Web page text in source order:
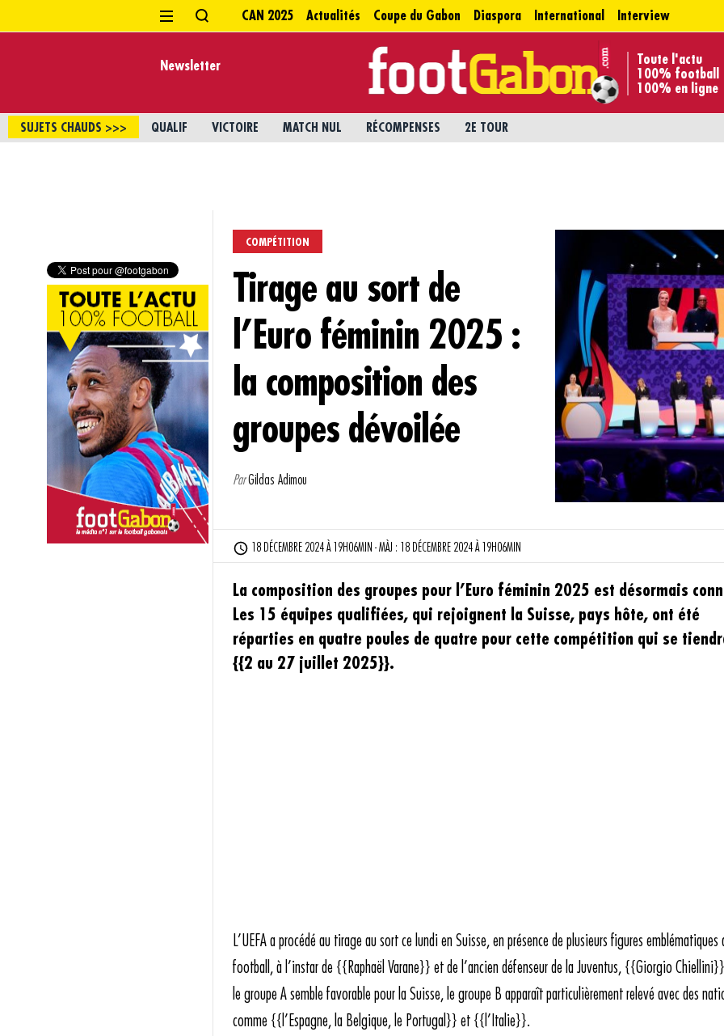
CAN 2025 Actualités Coupe du Gabon Diaspora International Interview
Newsletter
Toute l'actu
100% football
100% en ligne
SUJETS CHAUDS >>> QUALIF VICTOIRE MATCH NUL RÉCOMPENSES 2E TOUR
COMPÉTITION
Tirage au sort de
l’Euro féminin 2025 :
la composition des
groupes dévoilée
ParGildas Adimou
18 DÉCEMBRE 2024 À 19H06MIN - MÀJ : 18 DÉCEMBRE 2024 À 19H06MIN
La composition des groupes pour l’Euro féminin 2025 est désormais
Les 15 équipes qualifiées, qui rejoignent la Suisse, pays hôte, ont été
réparties en quatre poules de quatre pour cette compétition qui se
{{2 au 27 juillet 2025}}.
L’UEFA a procédé au tirage au sort ce lundi en Suisse, en présence de plusieurs figures emblématiques
football, à l’instar de {{Raphaël Varane}} et de l’ancien défenseur de la Juventus, {{Giorgio
le groupe A semble favorable pour la Suisse, le groupe B apparaît particulièrement relevé avec des
comme {{l’Espagne, la Belgique, le Portugal}} et {{l’Italie}}.